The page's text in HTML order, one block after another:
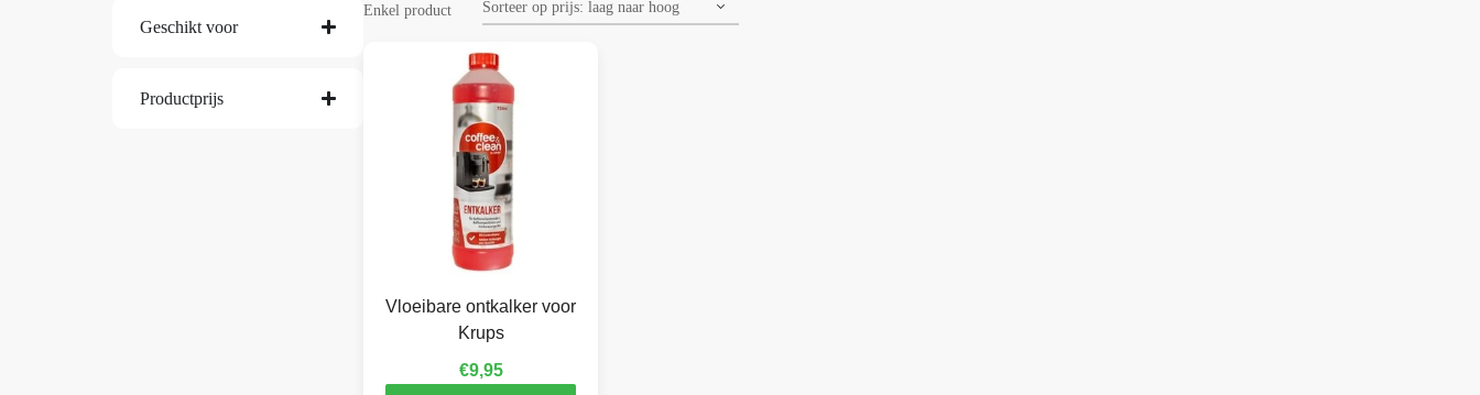
Geschikt voor
Productprijs
Enkel product
Vloeibare ontkalker voor
Krups
€9,95